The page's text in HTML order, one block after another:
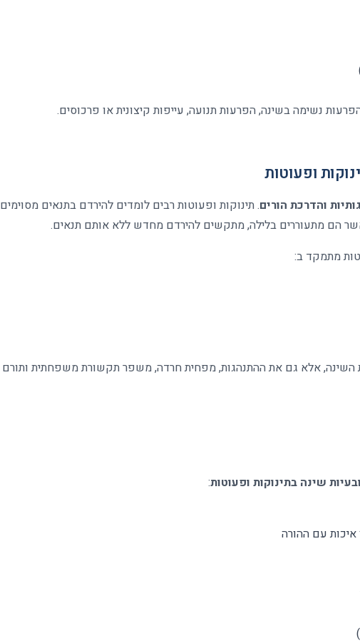
נשימה בשינה, הפרעות תנועה, עייפות קיצונית או פרכוסים.
ופעוטות
והדרכת הורים. תינוקות ופעוטות רבים לומדים להירדם בתנאים מסוימים
הם מתעוררים בלילה, מתקשים להירדם מחדש ללא אותם תנאים.
מתמקד ב:
אלא גם את ההתנהגות, מפחית חרדה, משפר תקשורת משפחתית ותורם
שינה בתינוקות ופעוטות:
איכות עם ההורה
)